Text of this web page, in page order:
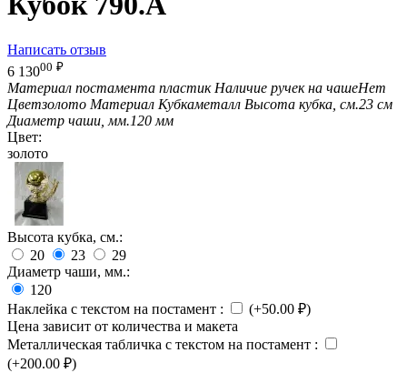
Написать отзыв
6 13000 ₽
Материал постамента пластик Наличие ручек на чашеНет
Цветзолото Материал Кубкаметалл Высота кубка, см.23 см
Диаметр чаши, мм.120 мм
Цвет:
золото
Высота кубка, см.:
20
23
29
Диаметр чаши, мм.:
120
Наклейка с текстом на постамент : (+50.00 ₽)
Цена зависит от количества и макета
Металлическая табличка с текстом на постамент :
(+200.00 ₽)